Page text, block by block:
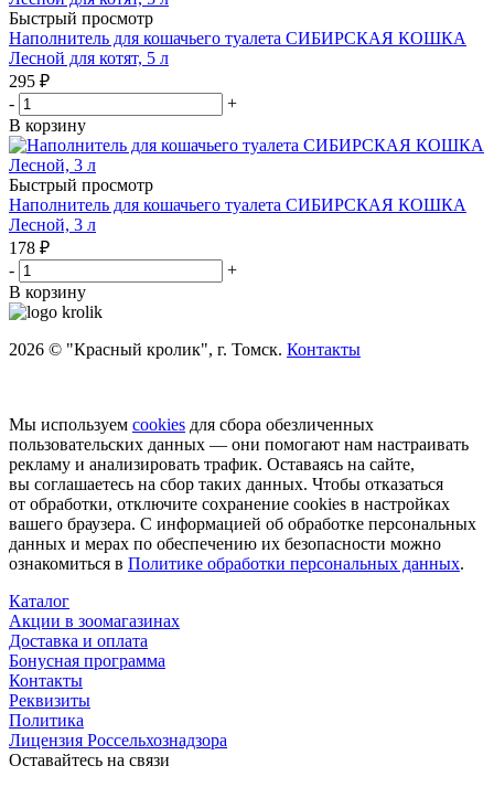
Быстрый просмотр
Наполнитель для кошачьего туалета СИБИРСКАЯ КОШКА
Лесной для котят, 5 л
295 ₽
-
+
В корзину
Быстрый просмотр
Наполнитель для кошачьего туалета СИБИРСКАЯ КОШКА
Лесной, 3 л
178 ₽
-
+
В корзину
2026 © "Красный кролик", г. Томск. Контакты
Мы используем cookies для сбора обезличенных
пользовательских данных — они помогают нам настраивать
рекламу и анализировать трафик. Оставаясь на сайте,
вы соглашаетесь на сбор таких данных. Чтобы отказаться
от обработки, отключите сохранение cookies в настройках
вашего браузера. С информацией об обработке персональных
данных и мерах по обеспечению их безопасности можно
ознакомиться в Политике обработки персональных данных.
Каталог
Акции в зоомагазинах
Доставка и оплата
Бонусная программа
Контакты
Реквизиты
Политика
Лицензия Россельхознадзора
Оставайтесь на связи